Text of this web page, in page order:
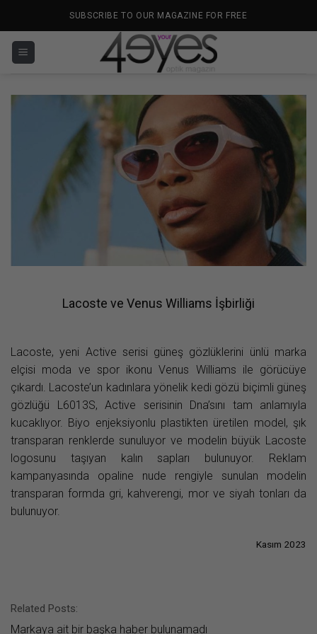
SUBSCRIBE TO OUR MAGAZINE FOR FREE
Lacoste ve Venus Williams İşbirliği
Lacoste, yeni Active serisi güneş gözlüklerini ünlü marka
elçisi moda ve spor ikonu Venus Williams ile görücüye
çıkardı. Lacoste’un kadınlara yönelik kedi gözü biçimli güneş
gözlüğü L6013S, Active serisinin Dna’sını tam anlamıyla
kucaklıyor. Biyo enjeksiyonlu plastikten üretilen model, şık
transparan renklerde sunuluyor ve modelin büyük Lacoste
logosunu taşıyan kalın sapları bulunuyor. Reklam
kampanyasında opaline nude rengiyle sunulan modelin
transparan formda gri, kahverengi, mor ve siyah tonları da
bulunuyor.
Kasım 2023
Related Posts:
Markaya ait bir başka haber bulunamadı